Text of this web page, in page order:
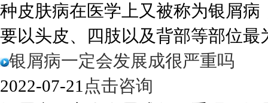
种皮肤病在医学上又被称为银屑
要以头皮、四肢以及背部等部位最
银屑病一定会发展成很严重吗
2022-07-21 点击咨询